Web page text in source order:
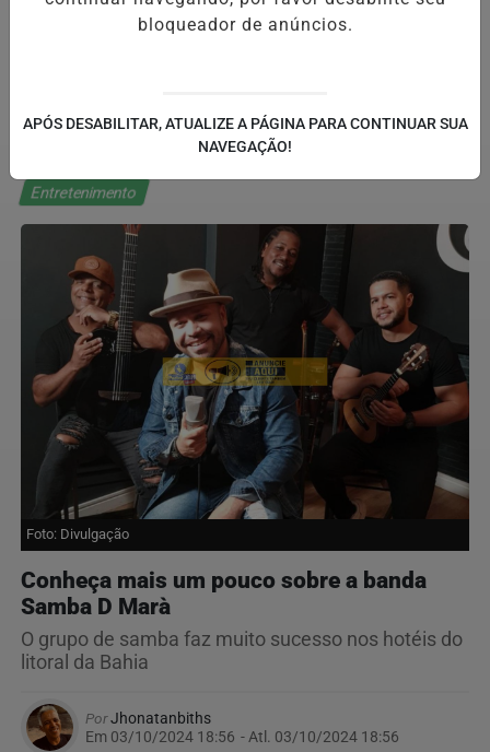
Entretenimento
Foto: Divulgação
Conheça mais um pouco sobre a banda
Samba D Marà
O grupo de samba faz muito sucesso nos hotéis do
litoral da Bahia
PorJhonatanbiths
Em 03/10/2024 18:56 - Atl. 03/10/2024 18:56
bloqueador de anúncios.
APÓS DESABILITAR, ATUALIZE A PÁGINA PARA CONTINUAR SUA
NAVEGAÇÃO!